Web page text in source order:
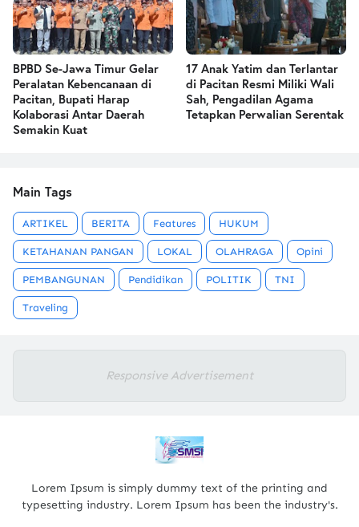
BPBD Se-Jawa Timur Gelar
Peralatan Kebencanaan di
Pacitan, Bupati Harap
Kolaborasi Antar Daerah
Semakin Kuat
17 Anak Yatim dan Terlantar
di Pacitan Resmi Miliki Wali
Sah, Pengadilan Agama
Tetapkan Perwalian Serentak
Main Tags
ARTIKEL BERITA Features HUKUM
KETAHANAN PANGAN LOKAL OLAHRAGA Opini
PEMBANGUNAN Pendidikan POLITIK TNI
Traveling
Responsive Advertisement
Lorem Ipsum is simply dummy text of the printing and
typesetting industry. Lorem Ipsum has been the industry's.